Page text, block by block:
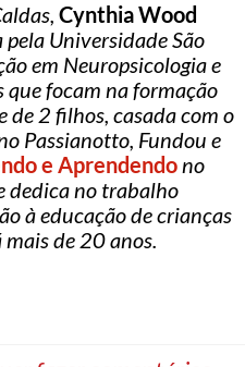
Cynthia Wood
Universidade São
em Neuropsicologia e
que focam na formação
de 2 filhos, casada com o
Passianotto, Fundou e
e Aprendendono
dedica no trabalho
à educação de crianças
mais de 20 anos.